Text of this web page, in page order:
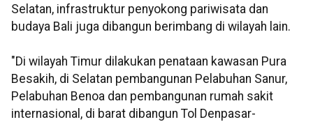
Selatan, infrastruktur penyokong pariwisata dan
budaya Bali juga dibangun berimbang di wilayah lain.
"Di wilayah Timur dilakukan penataan kawasan Pura
Besakih, di Selatan pembangunan Pelabuhan Sanur,
Pelabuhan Benoa dan pembangunan rumah sakit
internasional, di barat dibangun Tol Denpasar-